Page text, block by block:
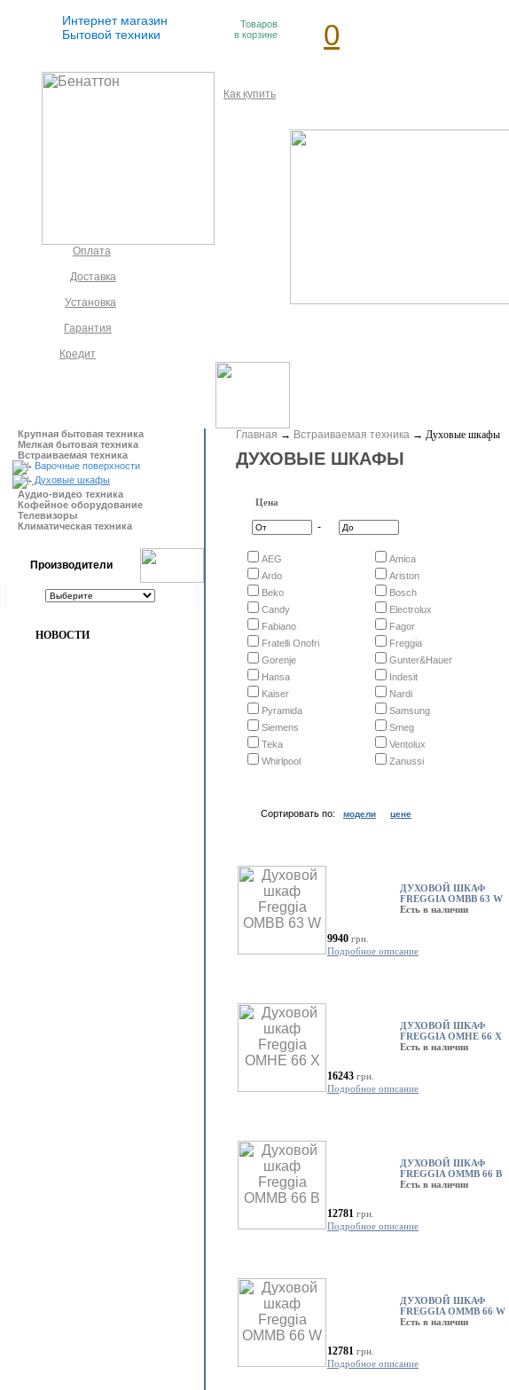
Интернет магазин
Бытовой техники
Товаров
в корзине
0
Как купить
Оплата
Доставка
Установка
Гарантия
Кредит
Крупная бытовая техника
Мелкая бытовая техника
Встраиваемая техника
Варочные поверхности
Духовые шкафы
Аудио-видео техника
Кофейное оборудование
Телевизоры
Климатическая техника
Производители
НОВОСТИ
Главная → Встраиваемая техника → Духовые шкафы
ДУХОВЫЕ ШКАФЫ
Цена
-
AEG
Amica
Ardo
Ariston
Beko
Bosch
Candy
Electrolux
Fabiano
Fagor
Fratelli Onofri
Freggia
Gorenje
Gunter&Hauer
Hansa
Indesit
Kaiser
Nardi
Pyramida
Samsung
Siemens
Smeg
Teka
Ventolux
Whirlpool
Zanussi
Сортировать по: модели цене
ДУХОВОЙ ШКАФ
FREGGIA OMBB 63 W
Есть в наличии
9940 грн.
Подробное описание
ДУХОВОЙ ШКАФ
FREGGIA OMHE 66 X
Есть в наличии
16243 грн.
Подробное описание
ДУХОВОЙ ШКАФ
FREGGIA OMMB 66 B
Есть в наличии
12781 грн.
Подробное описание
ДУХОВОЙ ШКАФ
FREGGIA OMMB 66 W
Есть в наличии
12781 грн.
Подробное описание